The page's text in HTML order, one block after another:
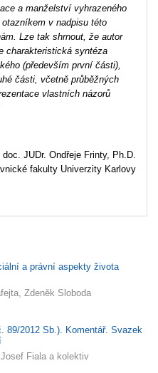
a manželství vyhrazeného
v nadpisu této
Lze tak shrnout, že autor
charakteristická syntéza
(především první části),
části, včetně průběžných
vlastních názorů
JUDr. Ondřeje Frinty, Ph.D.
fakulty Univerzity Karlovy
a právní aspekty života
Zdeněk Sloboda
89/2012 Sb.). Komentář. Svazek
Fiala a kolektiv